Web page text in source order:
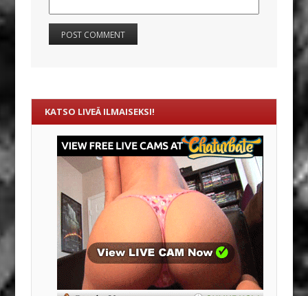
KATSO LIVEÄ ILMAISEKSI!